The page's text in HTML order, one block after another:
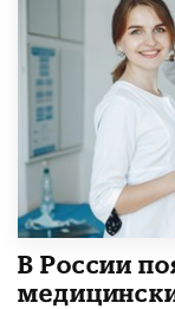
В России